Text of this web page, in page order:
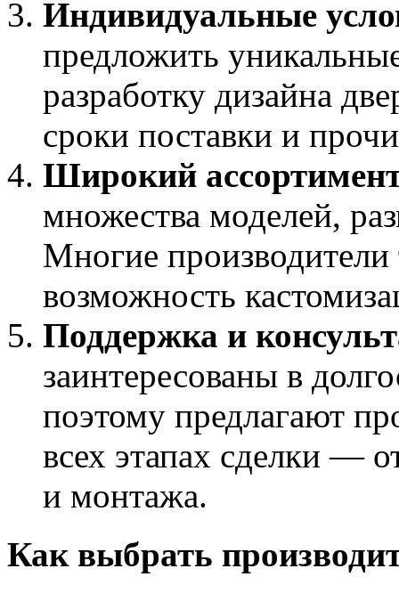
Индивидуальные
предложить
разработку дизайна
сроки поставки и
Широкий
множества моделей,
Многие производители
возможность
Поддержка и
заинтересованы в
поэтому предлагают
всех этапах сделки —
и монтажа.
Как выбрать